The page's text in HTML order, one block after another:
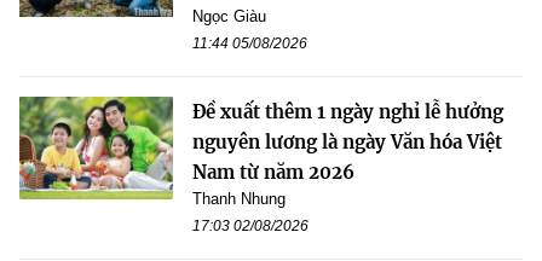
Ngọc Giàu
11:44 05/08/2026
Đề xuất thêm 1 ngày nghỉ lễ hưởng
nguyên lương là ngày Văn hóa Việt
Nam từ năm 2026
Thanh Nhung
17:03 02/08/2026